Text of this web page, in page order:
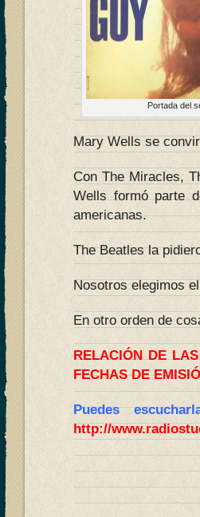
Portada del
Mary Wells se
Con The Miracles,
Wells formó parte
americanas.
The Beatles la
Nosotros elegimos
En otro orden de
RELACIÓN DE
FECHAS DE
Puedes
http://